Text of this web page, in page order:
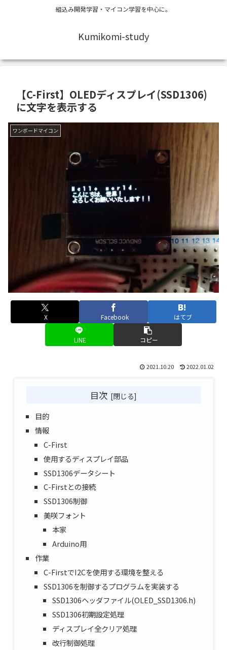
組込み開発学習・マイコン学習を中心に。
Kumikomi-study
【C-First】OLEDディスプレイ(SSD1306)
に文字を表示する
ワンボードマイコン
X Facebook はてブ
LINE コピー
2021.10.20 2022.01.02
目次
目的
情報
C-First
使用するディスプレイ部品
SSD1306データシート
C-Firstとの接続
SSD1306制御
美咲フォント
本家
Arduino用
作業
C-FirstでI2Cを使用する環境を整える
SSD1306を制御するプログラムを実装する
SSD1306ヘッダファイル(OLED_SSD1306.h)
SSD1306初期設定処理
ディスプレイ全クリア処理
改行制御処理